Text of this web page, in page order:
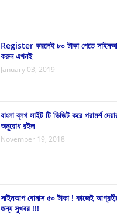
Register করলেই ৮০ টাকা পেতে
করুন এখনই
January 03, 2019
বাংলা ব্লগ সাইট টি ভিজিট করে পরামর্শ
অনুরোধ রইল
November 19, 2018
সাইনআপ বোনাস ৫০ টাকা ! কাজেই
জন্য সুখবর !!!